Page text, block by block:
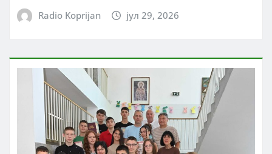
Radio Koprijan јул 29, 2026